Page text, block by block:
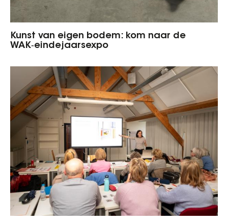
Kunst van eigen bodem: kom naar de
WAK‑eindejaarsexpo